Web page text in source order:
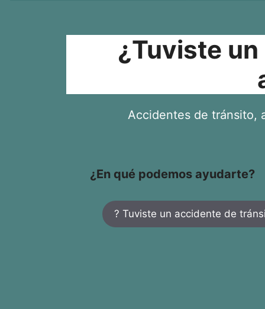
¿Tuviste
Accidentes de tránsito,
¿En qué podemos ayudarte?
? Tuviste un accidente de